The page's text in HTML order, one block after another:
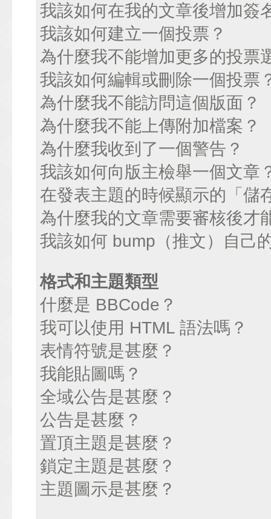
我該如何在我的文章後增加簽
我該如何建立一個投票？
為什麼我不能增加更多的投票
我該如何編輯或刪除一個投票
為什麼我不能訪問這個版面？
為什麼我不能上傳附加檔案？
為什麼我收到了一個警告？
我該如何向版主檢舉一個文章
在發表主題的時候顯示的「儲
為什麼我的文章需要審核後才
我該如何 bump（推文）自己
格式和主題類型
什麼是 BBCode？
我可以使用 HTML 語法嗎？
表情符號是甚麼？
我能貼圖嗎？
全域公告是甚麼？
公告是甚麼？
置頂主題是甚麼？
鎖定主題是甚麼？
主題圖示是甚麼？